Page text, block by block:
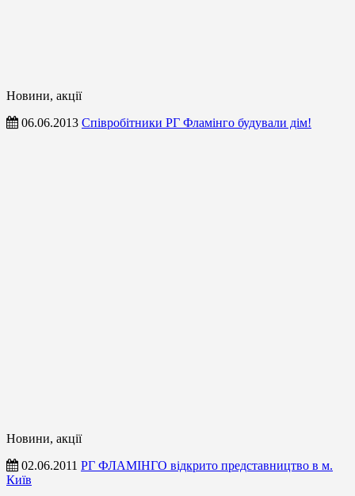
Новини, акції
06.06.2013 Співробітники РГ Фламінго будували дім!
Новини, акції
02.06.2011 РГ ФЛАМІНГО відкрито представництво в м.
Київ